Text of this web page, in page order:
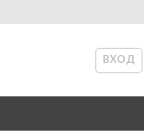
ВХОД